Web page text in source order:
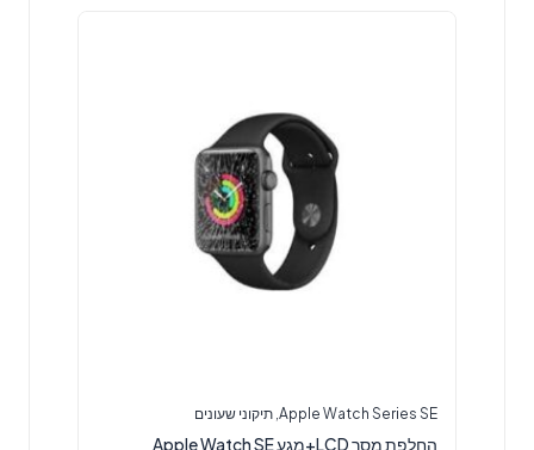
Apple Watch Series SE
,תיקוני שעונים
החלפת מסך LCD+מגע Apple Watch SE